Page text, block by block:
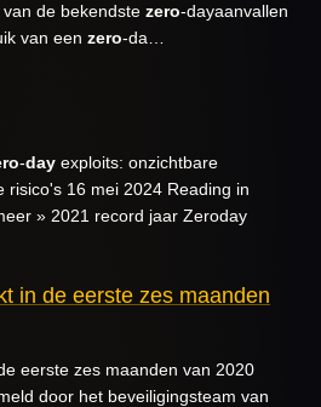
de bekendste zero-dayaanvallen
van een zero-da…
-day exploits: onzichtbare
risico's 16 mei 2024 Reading in
» 2021 record jaar Zeroday
in de eerste zes maanden
eerste zes maanden van 2020
door het beveiligingsteam van